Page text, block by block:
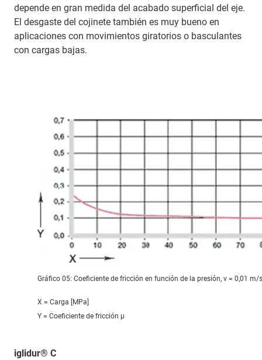
depende en gran medida del acabado superficial del eje.
El desgaste del cojinete también es muy bueno en
aplicaciones con movimientos giratorios o basculantes
con cargas bajas.
Gráfico 05: Coeficiente de fricción en función de la presión, v = 0,01 m/s
X = Carga [MPa]
Y = Coeficiente de fricción μ
iglidur® C